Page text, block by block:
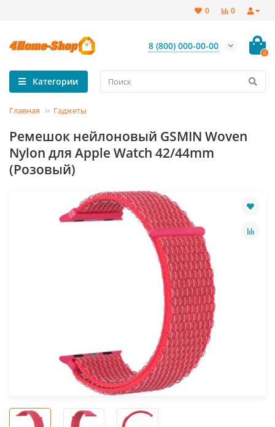
0
0
8 (800) 000-00-00
0
Категории
Главная Гаджеты
Ремешок нейлоновый GSMIN Woven
Nylon для Apple Watch 42/44mm
(Розовый)